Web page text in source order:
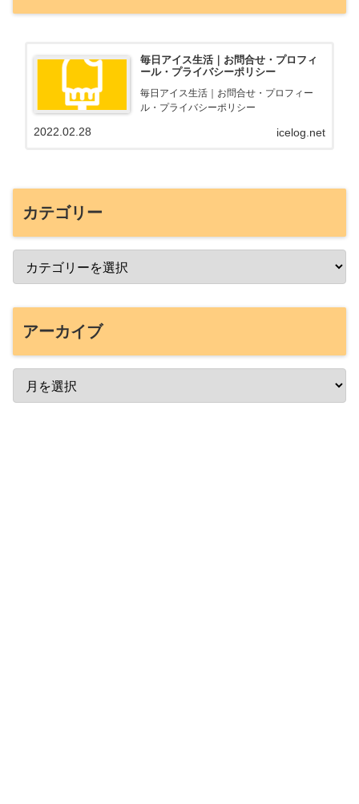
毎日アイス生活｜お問合せ・プロフィ
ール・プライバシーポリシー
毎日アイス生活｜お問合せ・プロフィー
ル・プライバシーポリシー
icelog.net
2022.02.28
カテゴリー
アーカイブ